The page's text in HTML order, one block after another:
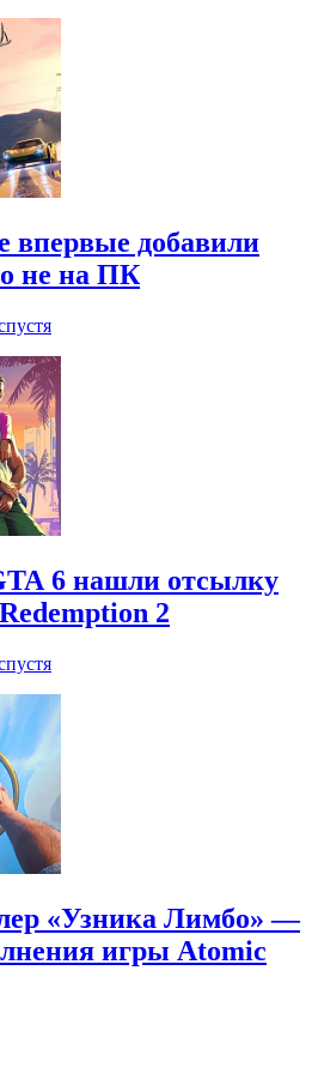
впервые добавили
не на ПК
6 нашли отсылку
2
«Узника Лимбо» —
игры Atomic